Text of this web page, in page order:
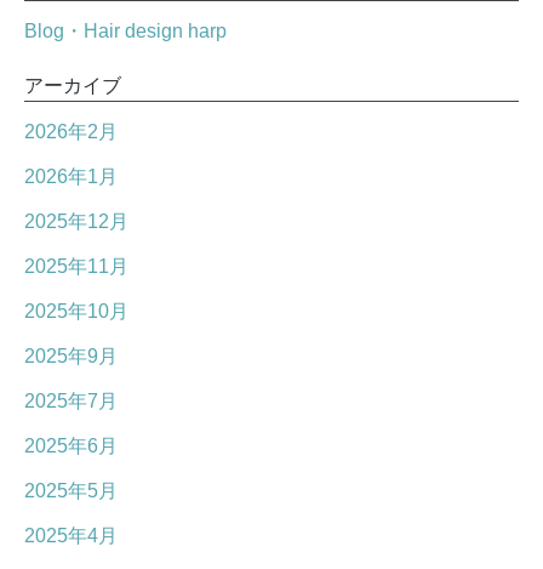
Blog・Hair design harp
アーカイブ
2026年2月
2026年1月
2025年12月
2025年11月
2025年10月
2025年9月
2025年7月
2025年6月
2025年5月
2025年4月